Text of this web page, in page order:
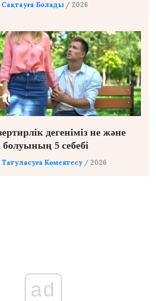
Сақтауға Болады / 2026
дегеніміз не және
5 себебі
Көмектесу / 2026
ad